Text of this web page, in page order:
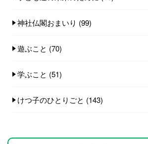
神社仏閣おまいり (99)
遊ぶこと (70)
学ぶこと (51)
けつ子のひとりごと (143)